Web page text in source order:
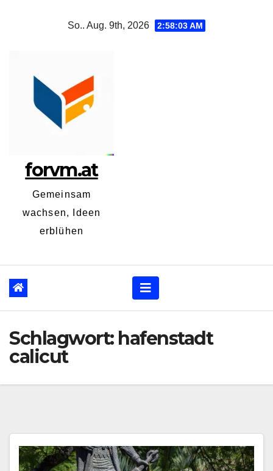
So.. Aug. 9th, 2026 2:58:03 AM
forvm.at
Gemeinsam
wachsen, Ideen
erblühen
Schlagwort: hafenstadt
calicut